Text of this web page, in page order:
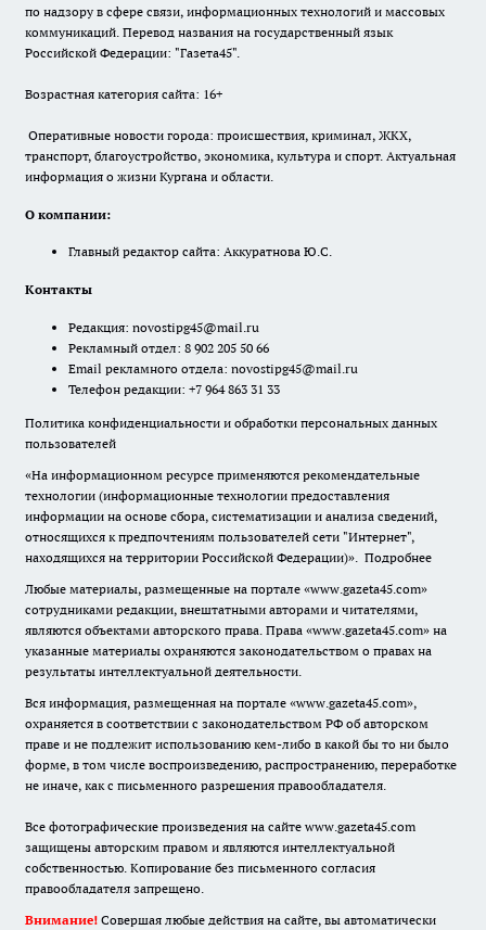
по надзору в сфере связи, информационных технологий и массовых
коммуникаций. Перевод названия на государственный язык
Российской Федерации: "Газета45".
Возрастная категория сайта: 16+
Оперативные новости города: происшествия, криминал, ЖКХ,
транспорт, благоустройство, экономика, культура и спорт. Актуальная
информация о жизни Кургана и области.
О компании:
Главный редактор сайта: Аккуратнова Ю.С.
Контакты
Редакция: novostipg45@mail.ru
Рекламный отдел: 8 902 205 50 66
Email рекламного отдела: novostipg45@mail.ru
Телефон редакции: +7 964 863 31 33
Политика конфиденциальности и обработки персональных данных
пользователей
«На информационном ресурсе применяются рекомендательные
технологии (информационные технологии предоставления
информации на основе сбора, систематизации и анализа сведений,
относящихся к предпочтениям пользователей сети "Интернет",
находящихся на территории Российской Федерации)». Подробнее
Любые материалы, размещенные на портале «www.gazeta45.com»
сотрудниками редакции, внештатными авторами и читателями,
являются объектами авторского права. Права «www.gazeta45.com» на
указанные материалы охраняются законодательством о правах на
результаты интеллектуальной деятельности.
Вся информация, размещенная на портале «www.gazeta45.com»,
охраняется в соответствии с законодательством РФ об авторском
праве и не подлежит использованию кем-либо в какой бы то ни было
форме, в том числе воспроизведению, распространению, переработке
не иначе, как с письменного разрешения правообладателя.
Все фотографические произведения на сайте www.gazeta45.com
защищены авторским правом и являются интеллектуальной
собственностью. Копирование без письменного согласия
правообладателя запрещено.
Внимание! Совершая любые действия на сайте, вы автоматически